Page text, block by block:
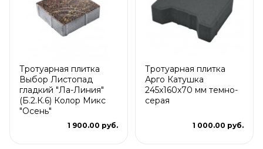
Тротуарная плитка
Выбор Листопад
гладкий "Ла-Линия"
(Б.2.К.6) Колор Микс
"Осень"
1 900.00 руб.
Тротуарная плитка
Арго Катушка
245x160x70 мм темно-
серая
1 000.00 руб.